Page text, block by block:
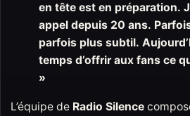
en tête est en préparation.
appel depuis 20 ans.
parfois plus subtil.
temps d’offrir aux fans ce
»
L’équipe de Radio Silence